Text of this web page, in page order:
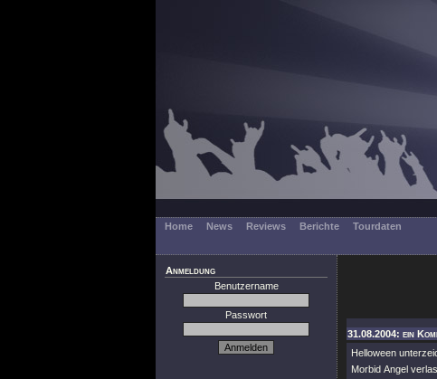
Home News Reviews Berichte
Tourdaten
Anmeldung
Benutzername
Passwort
31.08.2004: ein
Helloween
Morbid Angel